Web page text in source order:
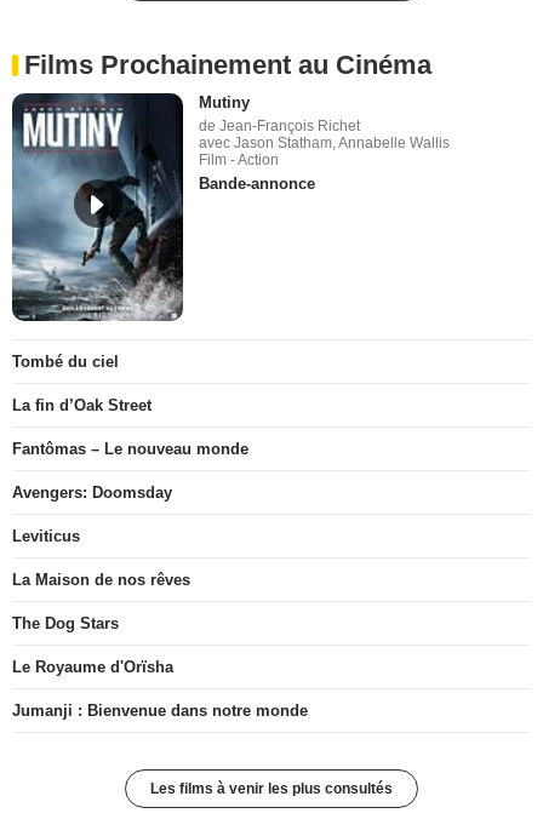
Films Prochainement au Cinéma
Mutiny
de Jean-François Richet
avec Jason Statham, Annabelle Wallis
Film - Action
Bande-annonce
Tombé du ciel
La fin d’Oak Street
Fantômas – Le nouveau monde
Avengers: Doomsday
Leviticus
La Maison de nos rêves
The Dog Stars
Le Royaume d'Orïsha
Jumanji : Bienvenue dans notre monde
Les films à venir les plus consultés